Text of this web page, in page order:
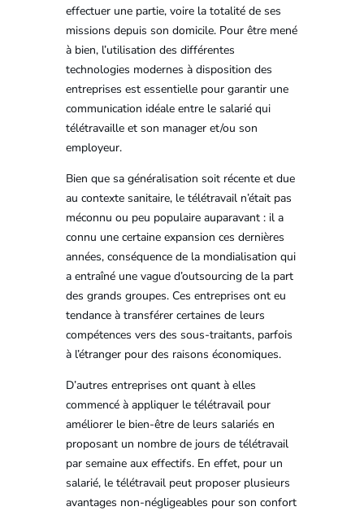
effectuer une partie, voire la totalité de ses
missions depuis son domicile. Pour être mené
à bien, l’utilisation des différentes
technologies modernes à disposition des
entreprises est essentielle pour garantir une
communication idéale entre le salarié qui
télétravaille et son manager et/ou son
employeur.
Bien que sa généralisation soit récente et due
au contexte sanitaire, le télétravail n’était pas
méconnu ou peu populaire auparavant : il a
connu une certaine expansion ces dernières
années, conséquence de la mondialisation qui
a entraîné une vague d’outsourcing de la part
des grands groupes. Ces entreprises ont eu
tendance à transférer certaines de leurs
compétences vers des sous-traitants, parfois
à l’étranger pour des raisons économiques.
D’autres entreprises ont quant à elles
commencé à appliquer le télétravail pour
améliorer le bien-être de leurs salariés en
proposant un nombre de jours de télétravail
par semaine aux effectifs. En effet, pour un
salarié, le télétravail peut proposer plusieurs
avantages non-négligeables pour son confort